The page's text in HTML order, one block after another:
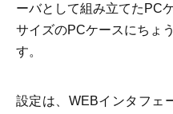
ーバとして組み立てたPC
サイズのPCケースにちょ
す。
設定は、WEBインタフェ